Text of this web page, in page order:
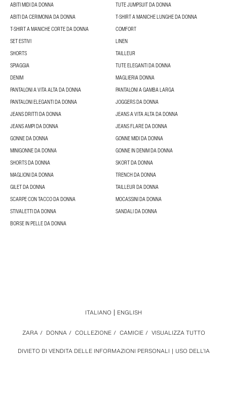
ABITI MIDI DA DONNA
TUTE JUMPSUIT DA DONNA
ABITI DA CERIMONIA DA DONNA
T-SHIRT A MANICHE LUNGHE DA DONNA
T-SHIRT A MANICHE CORTE DA DONNA
COMFORT
SET ESTIVI
LINEN
SHORTS
TAILLEUR
SPIAGGIA
TUTE ELEGANTI DA DONNA
DENIM
MAGLIERIA DONNA
PANTALONI A VITA ALTA DA DONNA
PANTALONI A GAMBA LARGA
PANTALONI ELEGANTI DA DONNA
JOGGERS DA DONNA
JEANS DRITTI DA DONNA
JEANS A VITA ALTA DA DONNA
JEANS AMPI DA DONNA
JEANS FLARE DA DONNA
GONNE DA DONNA
GONNE MIDI DA DONNA
MINIGONNE DA DONNA
GONNE IN DENIM DA DONNA
SHORTS DA DONNA
SKORT DA DONNA
MAGLIONI DA DONNA
TRENCH DA DONNA
GILET DA DONNA
TAILLEUR DA DONNA
SCARPE CON TACCO DA DONNA
MOCASSINI DA DONNA
STIVALETTI DA DONNA
SANDALI DA DONNA
BORSE IN PELLE DA DONNA
DIVIETO DI VENDITA DELLE INFORMAZIONI PERSONALI USO DELL’IA
ZARA / DONNA / COLLEZIONE / CAMICIE / VISUALIZZA TUTTO
ITALIANO ENGLISH